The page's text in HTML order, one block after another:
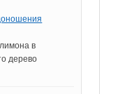
в
дерево